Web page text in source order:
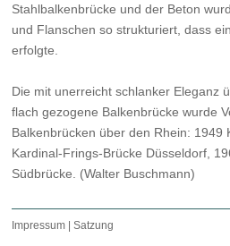
Stahlbalkenbrücke und der Beton
und Flanschen so strukturiert, dass
erfolgte.
Die mit unerreicht schlanker Eleganz
flach gezogene Balkenbrücke wurde
Balkenbrücken über den Rhein: 1949
Kardinal-Frings-Brücke Düsseldorf,
Südbrücke. (Walter Buschmann)
Impressum |Satzung